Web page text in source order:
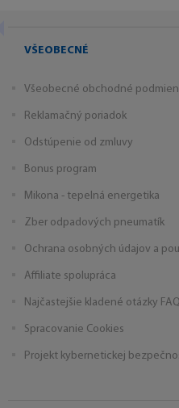
VŠEOBECNÉ
Všeobecné obchodné
Reklamačný poriadok
Odstúpenie od zmluvy
Bonus program
Mikona - tepelná energetika
Zber odpadových pneumatík
Ochrana osobných údajov a
Affiliate spolupráca
Najčastejšie kladené otázky FAQ
Spracovanie Cookies
Projekt kybernetickej